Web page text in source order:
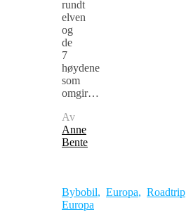
rundt
elven
og
de
7
høydene
som
omgir…
Av
Anne
Bente
Bybobil, Europa, Roadtrip
Europa